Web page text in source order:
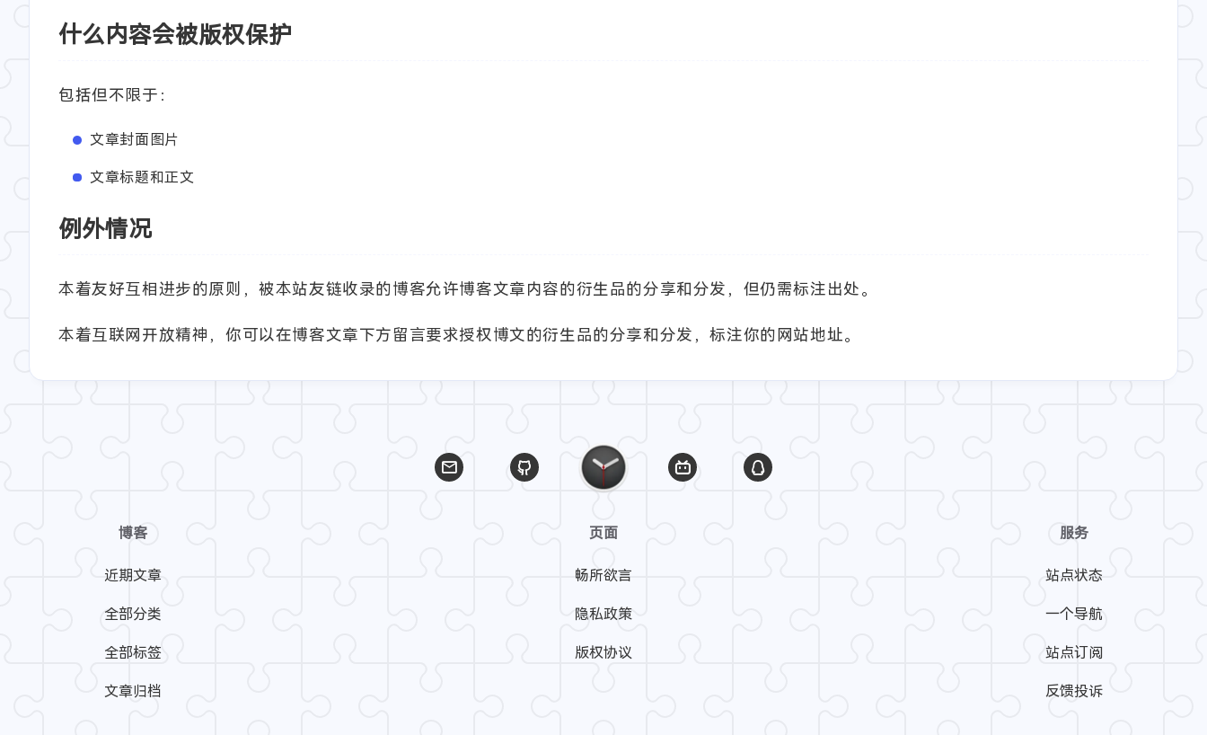
什么内容会被版权保护
包括但不限于：
文章封面图片
文章标题和正文
例外情况
本着友好互相进步的原则，被本站友链收录的博客允许博客文章内容的衍生品的分享和分发，但仍需标注出处。
本着互联网开放精神，你可以在博客文章下方留言要求授权博文的衍生品的分享和分发，标注你的网站地址。
博客
近期文章
全部分类
全部标签
文章归档
页面
畅所欲言
隐私政策
版权协议
服务
站点状态
一个导航
站点订阅
反馈投诉